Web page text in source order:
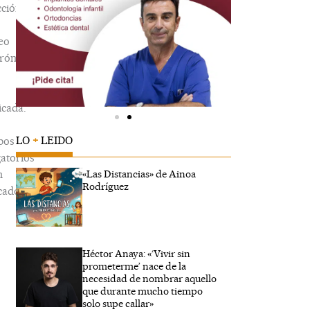
LO +LEIDO
«Las Distancias» de Ainoa
Rodríguez
Héctor Anaya: «‘Vivir sin
prometerme’ nace de la
necesidad de nombrar aquello
que durante mucho tiempo
solo supe callar»